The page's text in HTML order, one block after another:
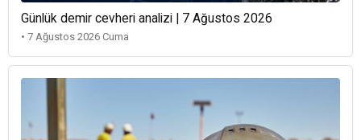
Günlük demir cevheri analizi | 7 Ağustos 2026
• 7 Ağustos 2026 Cuma